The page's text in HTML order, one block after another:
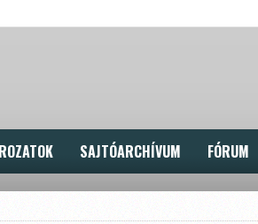
SAJTÓARCHÍVUM FÓRUM